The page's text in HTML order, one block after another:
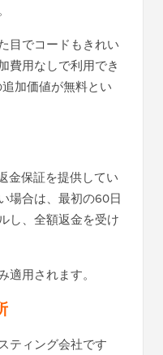
目でコードもきれい
費用なしで利用でき
加価値が無料とい
金保証を提供してい
場合は、最初の60日
し、全額返金を受け
適用されます。
ティング会社です